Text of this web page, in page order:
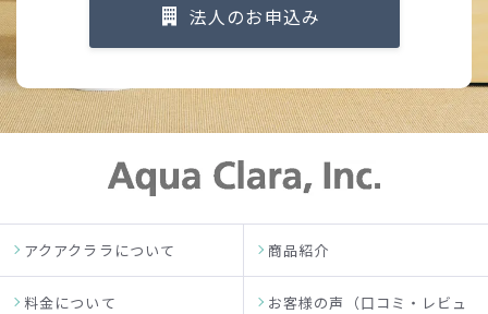
法人のお申込み
アクアクララについて 商品紹介
料金について
お客様の声（口コミ・レビュ